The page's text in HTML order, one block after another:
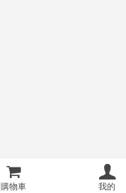
購物車 我的